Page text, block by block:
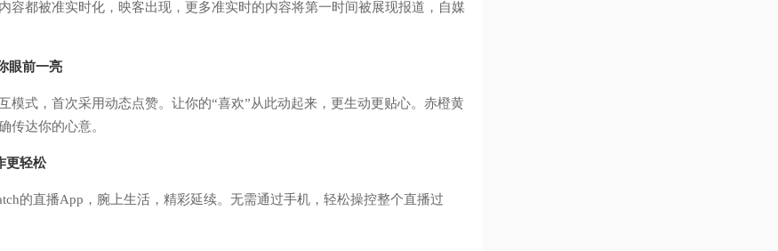
容都被准实时化，映客出现，更多准实时的内容将第一时间被展现报道，自媒
眼前一亮
模式，首次采用动态点赞。让你的“喜欢”从此动起来，更生动更贴心。赤橙黄
传达你的心意。
更轻松
的直播App，腕上生活，精彩延续。无需通过手机，轻松操控整个直播过